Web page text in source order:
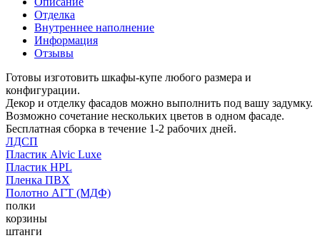
Отделка
Внутреннее наполнение
Информация
Отзывы
Готовы изготовить шкафы-купе любого размера и
конфигурации.
Декор и отделку фасадов можно выполнить под вашу задумку.
Возможно сочетание нескольких цветов в одном фасаде.
Бесплатная сборка в течение 1-2 рабочих дней.
ЛДСП
Пластик Alvic Luxe
Пластик HPL
Пленка ПВХ
Полотно АГТ (МДФ)
полки
корзины
штанги